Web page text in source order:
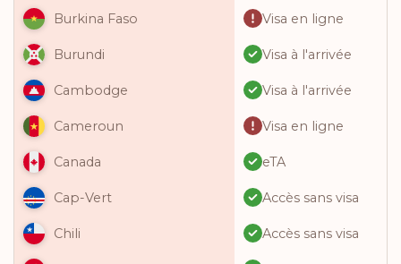
Burkina Faso Visa en ligne
Burundi Visa à l'arrivée
Cambodge Visa à l'arrivée
Cameroun Visa en ligne
Canada eTA
Cap-Vert Accès sans visa
Chili Accès sans visa